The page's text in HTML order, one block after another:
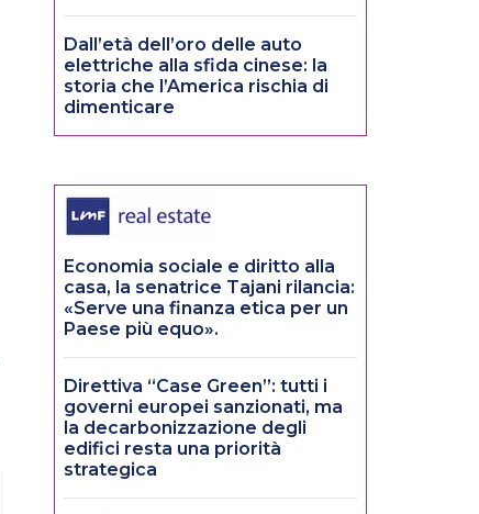
Dall’età dell’oro delle auto
elettriche alla sfida cinese: la
storia che l’America rischia di
dimenticare
Economia sociale e diritto alla
casa, la senatrice Tajani rilancia:
«Serve una finanza etica per un
Paese più equo».
Direttiva “Case Green”: tutti i
governi europei sanzionati, ma
la decarbonizzazione degli
edifici resta una priorità
strategica